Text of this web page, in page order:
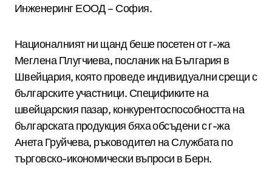
Инженеринг ЕООД – София.
Националният ни щанд беше посетен от г-жа
Меглена Плугчиева, посланик на България в
Швейцария, която проведе индивидуални срещи с
българските участници. Спецификите на
швейцарския пазар, конкурентоспособността на
българската продукция бяха обсъдени с г-жа
Анета Груйчева, ръководител на Службата по
търговско-икономически въпроси в Берн.